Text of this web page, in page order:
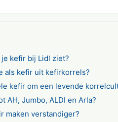
kefir bij Lidl ziet?
als kefir uit kefirkorrels?
kefir om een levende
AH, Jumbo, ALDI en Arla?
maken verstandiger?